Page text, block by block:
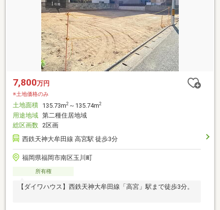
7,800万円
※土地価格のみ
土地面積 135.73m2 ～135.74m2
用途地域 第二種住居地域
総区画数 2区画
西鉄天神大牟田線 高宮駅 徒歩3分
福岡県福岡市南区玉川町
所有権
【ダイワハウス】西鉄天神大牟田線「高宮」駅まで徒歩3分。